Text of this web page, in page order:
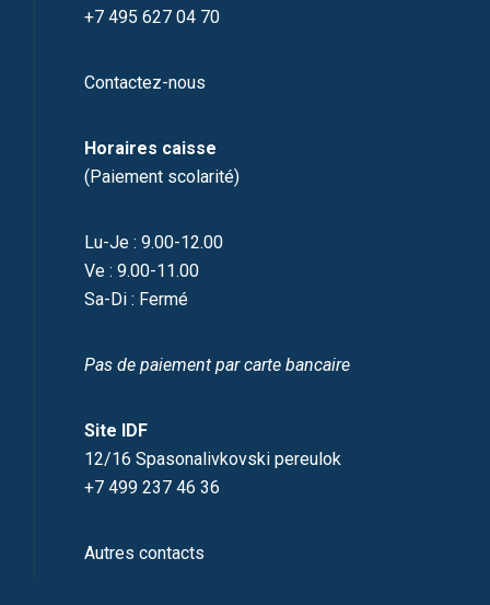
+7 495 627 04 70
Contactez-nous
Horaires caisse
(Paiement scolarité)
Lu-Je : 9.00-12.00
Ve : 9.00-11.00
Sa-Di : Fermé
Pas de paiement par carte bancaire
Site IDF
12/16 Spasonalivkovski pereulok
+7 499 237 46 36
Autres contacts